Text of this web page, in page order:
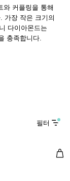
와 커플링을 통해
가장 작은 크기의
다이아몬드는
충족합니다.
필터
이트 골드, 파베트